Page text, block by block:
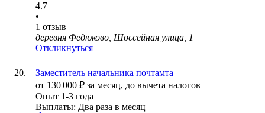
4.7
•
1 отзыв
деревня Федюково, Шоссейная улица, 1
Откликнуться
Заместитель начальника почтамта
от 130 000 ₽ за месяц, до вычета налогов
Опыт 1-3 года
Выплаты: Два раза в месяц